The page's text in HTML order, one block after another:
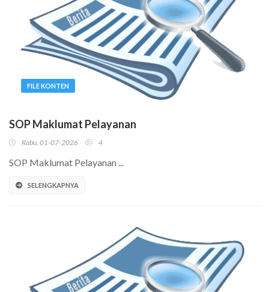
FILE KONTEN
SOP Maklumat Pelayanan
Rabu, 01-07-2026 4
SOP Maklumat Pelayanan ...
SELENGKAPNYA